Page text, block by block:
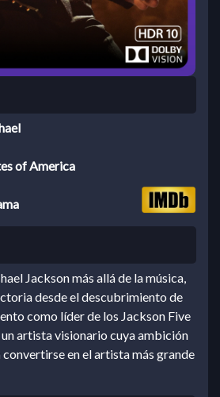
of America
Jackson más allá de la música,
desde el descubrimiento de
como líder de los Jackson Five
artista visionario cuya ambición
en el artista más grande